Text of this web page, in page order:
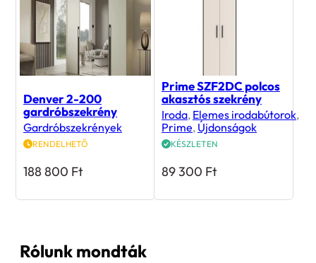
Denver 2-200
gardróbszekrény
Gardróbszekrények
RENDELHETŐ
188 800 Ft
Prime SZF2DC polcos
akasztós szekrény
Iroda, Elemes irodabútorok,
Prime, Újdonságok
KÉSZLETEN
89 300 Ft
Rólunk mondták